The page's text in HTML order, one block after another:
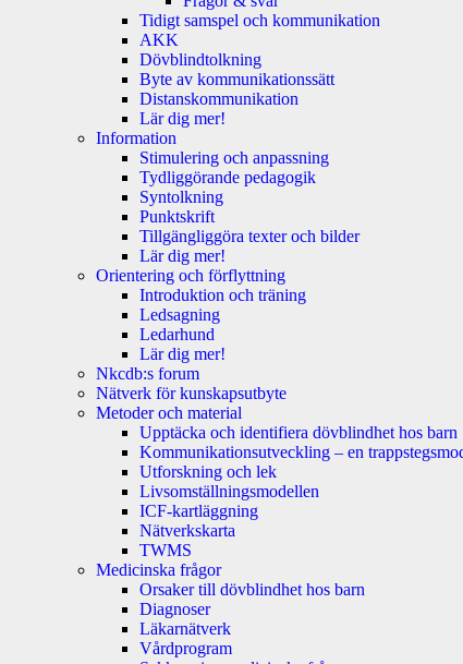
Tidigt samspel och kommunikation
AKK
Dövblindtolkning
Byte av kommunikationssätt
Distanskommunikation
Lär dig mer!
Information
Stimulering och anpassning
Tydliggörande pedagogik
Syntolkning
Punktskrift
Tillgängliggöra texter och bilder
Lär dig mer!
Orientering och förflyttning
Introduktion och träning
Ledsagning
Ledarhund
Lär dig mer!
Nkcdb:s forum
Nätverk för kunskapsutbyte
Metoder och material
Upptäcka och identifiera dövblindhet hos barn
Kommunikationsutveckling – en
Utforskning och lek
Livsomställningsmodellen
ICF-kartläggning
Nätverkskarta
TWMS
Medicinska frågor
Orsaker till dövblindhet hos barn
Diagnoser
Läkarnätverk
Vårdprogram